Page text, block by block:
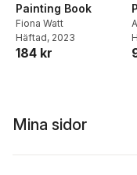
Painting Book
Fiona Watt
Häftad, 2023
184 kr
Mina sidor